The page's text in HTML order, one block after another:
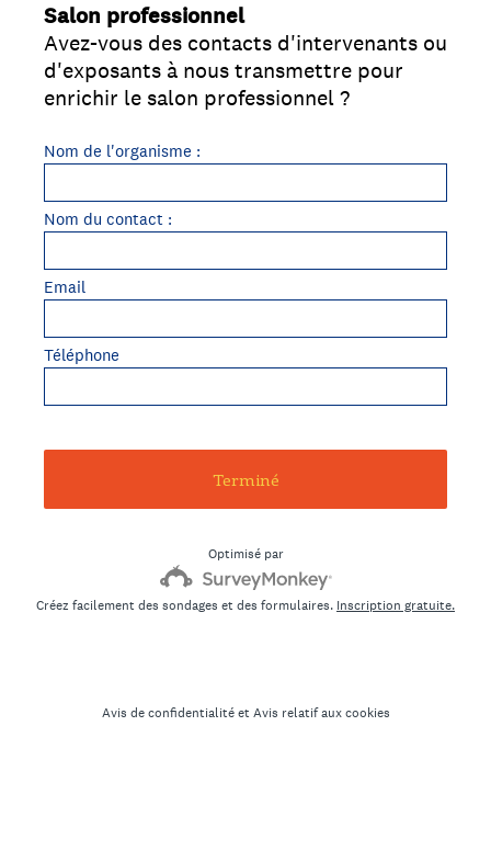
Question
Title
Salon professionnel
Avez-vous des contacts d'intervenants ou
d'exposants à nous transmettre pour
enrichir le salon professionnel ?
Nom de l'organisme :
Nom du contact :
Email
Téléphone
Terminé
Optimisé par
Créez facilement des sondages et des formulaires. Inscription gratuite.
Avis de confidentialitéet Avis relatif aux cookies